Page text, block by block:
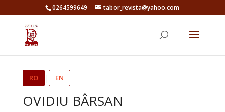
0264599649 tabor_revista@yahoo.com
RO | EN
OVIDIU BÂRSAN